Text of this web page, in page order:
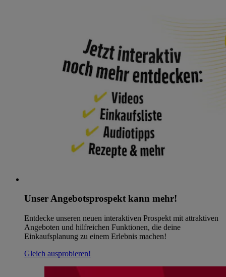
Unser Angebotsprospekt kann mehr!
Entdecke unseren neuen interaktiven Prospekt mit attraktiven
Angeboten und hilfreichen Funktionen, die deine
Einkaufsplanung zu einem Erlebnis machen!
Gleich ausprobieren!